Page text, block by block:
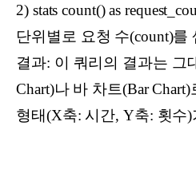
2) stats count() as
단위별로 요청 수(count)를
결과: 이 쿼리의 결과는 그
Chart)나 바 차트(Bar
형태(X축: 시간, Y축: 횟수)